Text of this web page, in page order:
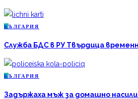
Б ЪЛГАРИЯ
Служба БДС в РУ Твърдица
Б ЪЛГАРИЯ
Задържаха мъж за домашно